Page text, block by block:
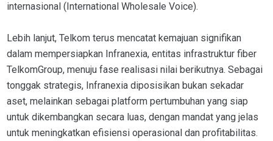
internasional (International Wholesale Voice).
Lebih lanjut, Telkom terus mencatat kemajuan signifikan
dalam mempersiapkan Infranexia, entitas infrastruktur fiber
TelkomGroup, menuju fase realisasi nilai berikutnya. Sebagai
tonggak strategis, Infranexia diposisikan bukan sekadar
aset, melainkan sebagai platform pertumbuhan yang siap
untuk dikembangkan secara luas, dengan mandat yang jelas
untuk meningkatkan efisiensi operasional dan profitabilitas.